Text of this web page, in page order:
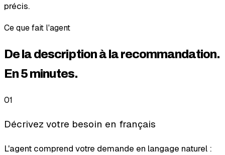
précis.
Ce que fait l'agent
De la description à la recommandation.
En 5 minutes.
01
Décrivez votre besoin en français
L'agent comprend votre demande en langage naturel :